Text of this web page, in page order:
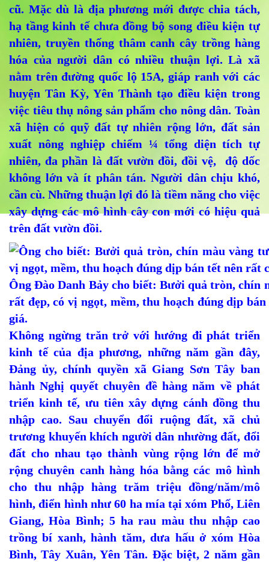
cũ. Mặc dù là địa phương mới được chia tách,
hạ tầng kinh tế chưa đồng bộ song điều kiện tự
nhiên, truyền thống thâm canh cây trồng hàng
hóa của người dân có nhiều thuận lợi. Là xã
nằm trên đường quốc lộ 15A, giáp ranh với các
huyện Tân Kỳ, Yên Thành tạo điều kiện trong
việc tiêu thụ nông sản phẩm cho nông dân. Toàn
xã hiện có quỹ đất tự nhiên rộng lớn, đất sản
xuất nông nghiệp chiếm ¼ tổng diện tích tự
nhiên, đa phần là đất vườn đồi, đồi vệ, độ dốc
không lớn và ít phân tán. Người dân chịu khó,
cần cù. Những thuận lợi đó là tiềm năng cho việc
xây dựng các mô hình cây con mới có hiệu quả
trên đất vườn đồi.
Ông Đào Danh Bảy cho biết: Bưởi quả tròn, chín
rất đẹp, có vị ngọt, mềm, thu hoạch đúng dịp
giá.
Không ngừng trăn trở với hướng đi phát triển
kinh tế của địa phương, những năm gần đây,
Đảng ủy, chính quyền xã Giang Sơn Tây ban
hành Nghị quyết chuyên đề hàng năm về phát
triển kinh tế, ưu tiên xây dựng cánh đồng thu
nhập cao. Sau chuyển đổi ruộng đất, xã chủ
trương khuyến khích người dân nhường đất, đổi
đất cho nhau tạo thành vùng rộng lớn để mở
rộng chuyên canh hàng hóa bằng các mô hình
cho thu nhập hàng trăm triệu đồng/năm/mô
hình, điển hình như 60 ha mía tại xóm Phố, Liên
Giang, Hòa Bình; 5 ha rau màu thu nhập cao
trồng bí xanh, hành tăm, dưa hấu ở xóm Hòa
Bình, Tây Xuân, Yên Tân. Đặc biệt, 2 năm gần